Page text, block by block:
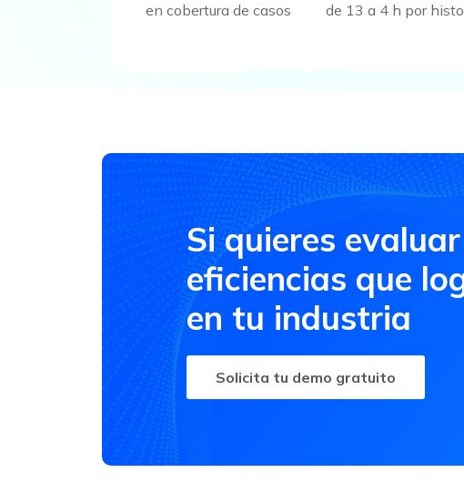
en cobertura de casos de 13 a 4 h por
Si quieres
eficiencias que
en tu industria
Solicita tu demo gratuito